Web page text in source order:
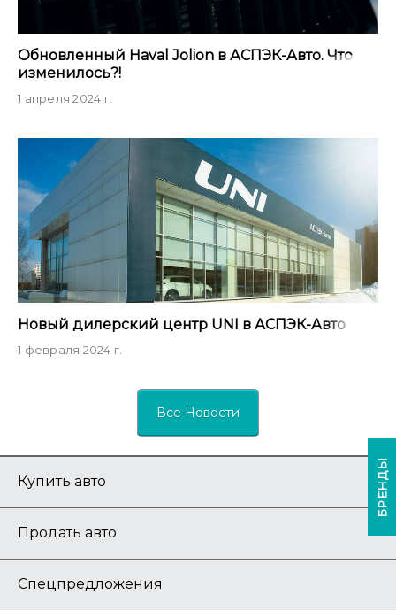
Обновленный Haval Jolion в АСПЭК-Авто. Что
изменилось?!
1 апреля 2024 г.
Новый дилерский центр UNI в АСПЭК-Авто
1 февраля 2024 г.
Все Новости
Купить авто
Продать авто
Спецпредложения
БРЕНДЫ